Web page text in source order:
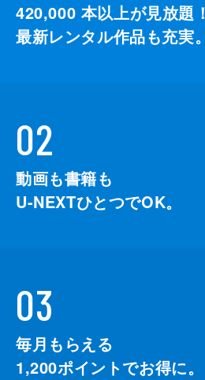
420,000 本以上が見放題！
最新レンタル作品も充実。
02
動画も書籍も
U-NEXTひとつでOK。
03
毎月もらえる
1,200ポイントでお得に。